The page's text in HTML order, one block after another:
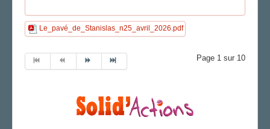
Le_pavé_de_Stanislas_n25_avril_2026.pdf
Page 1 sur 10